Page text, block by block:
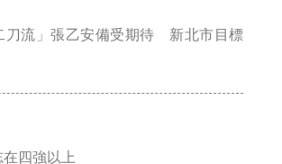
刀流」張乙安備受期待 新北市目標
四強以上